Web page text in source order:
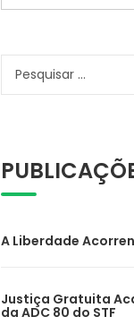
Pesquisar
A Liberdade
Justiça Gratuita
da ADC 80 do STF